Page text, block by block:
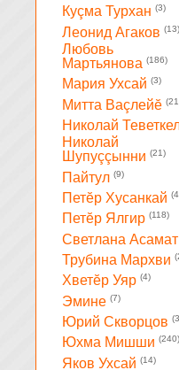
Куçма Турхан (3)
Леонид Агаков (13)
Любовь
Мартьянова (186)
Мария Ухсай (3)
Митта Ваçлейĕ
Николай
Николай
Шупуççынни (21)
Пайтул (9)
Петĕр Хусанкай
Петĕр Ялгир (118)
Светлана Асамат
Трубина Мархви
Хветĕр Уяр (4)
Эмине (7)
Юрий Скворцов
Юхма Мишши (240)
Яков Ухсай (14)